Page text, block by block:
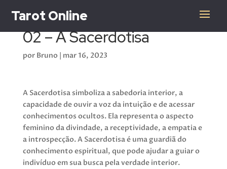
Tarot Online
02 – A Sacerdotisa
por Bruno| mar 16, 2023
A Sacerdotisa simboliza a sabedoria interior, a
capacidade de ouvir a voz da intuição e de acessar
conhecimentos ocultos. Ela representa o aspecto
feminino da divindade, a receptividade, a empatia e
a introspecção. A Sacerdotisa é uma guardiã do
conhecimento espiritual, que pode ajudar a guiar o
indivíduo em sua busca pela verdade interior.